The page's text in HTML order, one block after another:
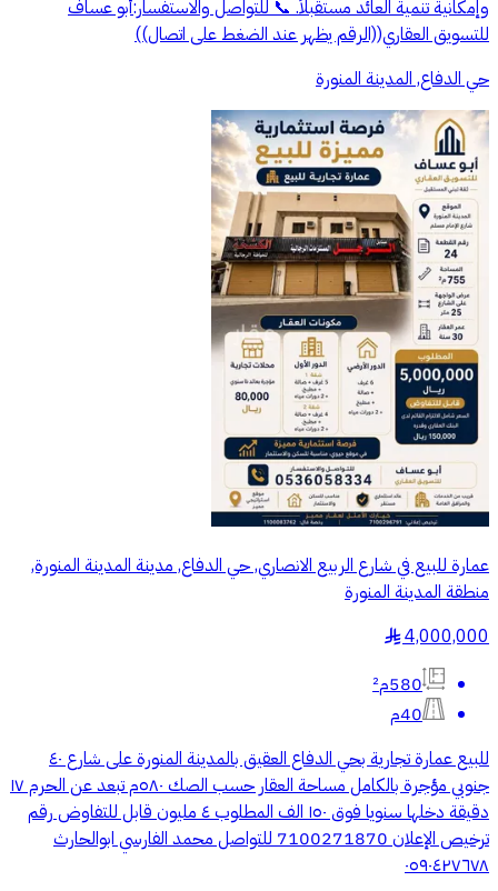
وإمكانية تنمية العائد مستقبلاً. 📞 للتواصل والاستفسار: أبو عساف
للتسويق العقاري ((الرقم يظهر عند الضغط على اتصال))
حي الدفاع, المدينة المنورة
عمارة للبيع في شارع الربيع الانصاري, حي الدفاع, مدينة المدينة المنورة,
منطقة المدينة المنورة
4,000,000
§
580م²
40م
للبيع عمارة تجارية بحي الدفاع العقيق بالمدينة المنورة على شارع ٤٠
جنوبي مؤجرة بالكامل مساحة العقار حسب الصك ٥٨٠م تبعد عن الحرم ١٧
دقيقة دخلها سنويا فوق ١٥٠ الف المطلوب ٤ مليون قابل للتفاوض رقم
ترخيص الإعلان 7100271870 للتواصل محمد الفارسي ابوالحارث
٠٥٩٠٤٢٧٦٧٨